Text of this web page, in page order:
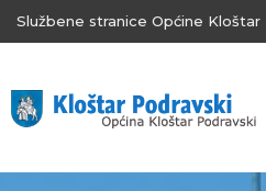
Službene stranice Općine Kloštar